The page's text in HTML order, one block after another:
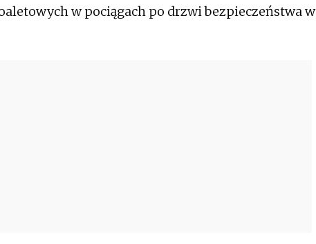
w pociągach po drzwi bezpieczeństwa w